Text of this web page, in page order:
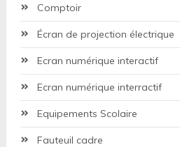
Comptoir
Écran de projection électrique
Ecran numérique interactif
Ecran numérique interractif
Equipements Scolaire
Fauteuil cadre